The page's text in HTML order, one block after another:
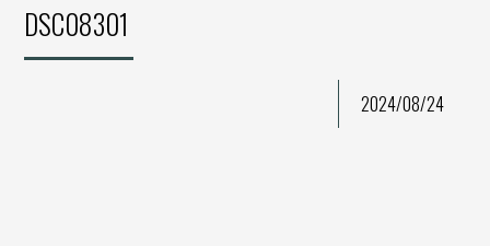
DSC08301
2024/08/24